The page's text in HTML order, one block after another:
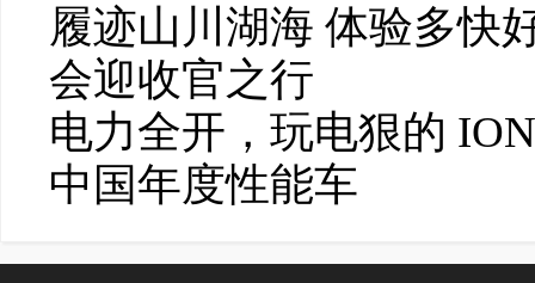
履迹山川湖海 体验多快
会迎收官之行
电力全开，玩电狠的
中国年度性能车